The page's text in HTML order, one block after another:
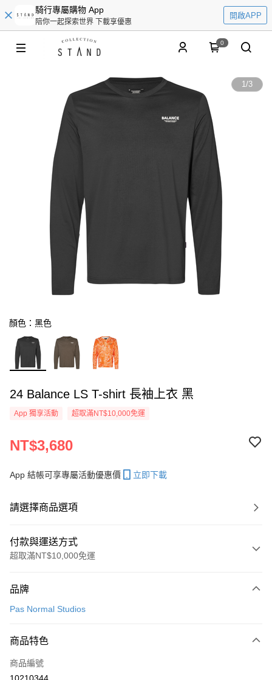
騎行專屬購物 App
陪你一起探索世界 下載享優惠
開啟APP
0
1/3
顏色：黑色
24 Balance LS T-shirt 長袖上衣 黑
App 獨享活動 超取滿NT$10,000免運
NT$3,680
App 結帳可享專屬活動優惠價 立即下載
請選擇商品選項
付款與運送方式
超取滿NT$10,000免運
信用卡一次付款
LINE Pay
Apple Pay
品牌
Pas Normal Studios
商品特色
商品編號